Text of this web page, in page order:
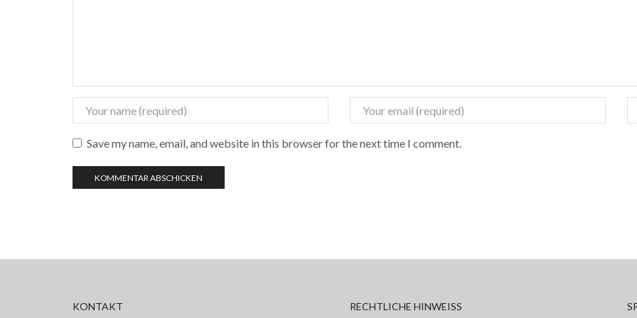
Save my name, email, and website in this browser for the next time I comment.
KONTAKT RECHTLICHE HINWEISS